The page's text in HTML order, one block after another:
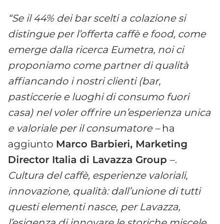
“Se il 44% dei bar scelti a colazione si
distingue per l’offerta caffè e food, come
emerge dalla ricerca Eumetra, noi ci
proponiamo come partner di qualità
affiancando i nostri clienti (bar,
pasticcerie e luoghi di consumo fuori
casa) nel voler offrire un’esperienza unica
e valoriale per il consumatore – ha
aggiunto Marco Barbieri, Marketing
Director Italia di Lavazza Group –.
Cultura del caffè, esperienze valoriali,
innovazione, qualità: dall’unione di tutti
questi elementi nasce, per Lavazza,